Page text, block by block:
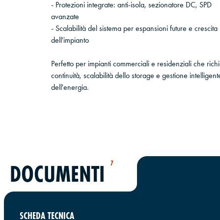
- Protezioni integrate: anti-isola, sezionatore DC, SPD
avanzate
- Scalabilità del sistema per espansioni future e crescita
dell'impianto
Perfetto per impianti commerciali e residenziali che
continuità, scalabilità dello storage e gestione
dell'energia.
DOCUMENTI 7
SCHEDA TECNICA